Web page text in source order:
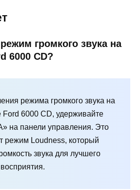
громкого звука на
6000 CD?
режима громкого звука на
Ford 6000 CD, удерживайте
на панели управления. Это
режим Loudness, который
звука для лучшего